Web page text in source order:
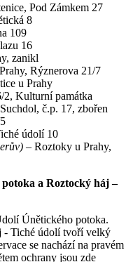
Pod Zámkem 27
8
109
16
zanikl
Rýznerova 21/7
u Prahy
2, Kulturní památka
č.p. 17, zbořen
údolí 10
– Roztoky u Prahy,
a Roztocký háj –
Únětického potoka.
- Tiché údolí tvoří velký
se nachází na pravém
ochrany jsou zde